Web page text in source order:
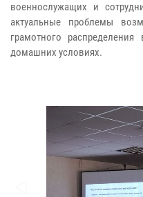
военнослужащих и
актуальные проблемы
грамотного
домашних условиях.